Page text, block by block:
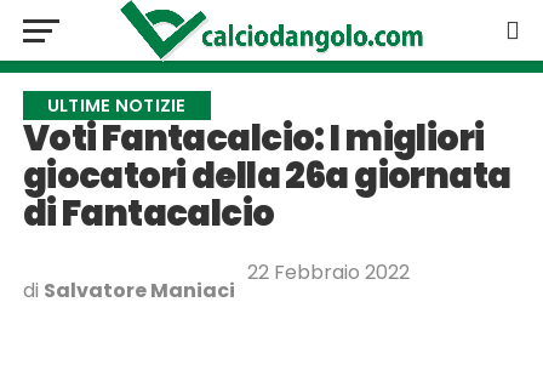
ULTIME NOTIZIE
Voti Fantacalcio: I migliori
giocatori della 26a giornata
di Fantacalcio
di Salvatore Maniaci
22 Febbraio 2022